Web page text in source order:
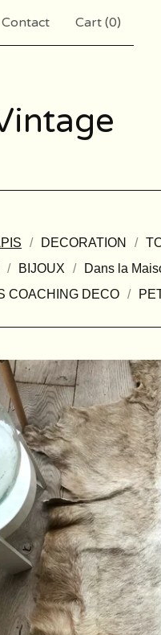
Contact Cart (0)
DECORATION
BIJOUX
Dans la
COACHING DECO